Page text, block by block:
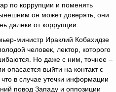
по коррупции и поменять
он может доверять, они
далеки от коррупции.
министр Ираклий Кобахидзе
человек, лектор, которого
Но даже с ним, точнее –
опасается выйти на контакт с
в случае утечки информации
повод Западу и оппозиции